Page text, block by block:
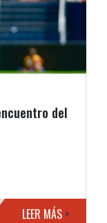
del
LEER MÁS >